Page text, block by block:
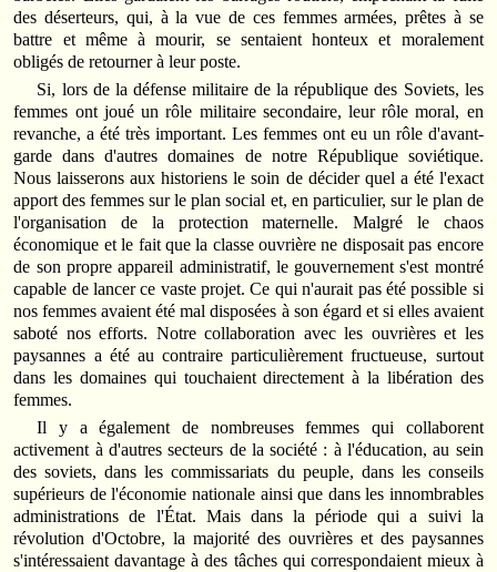
des déserteurs, qui, à la vue de ces femmes armées, prêtes à se
battre et même à mourir, se sentaient honteux et moralement
obligés de retourner à leur poste.
Si, lors de la défense militaire de la république des Soviets, les
femmes ont joué un rôle militaire secondaire, leur rôle moral, en
revanche, a été très important. Les femmes ont eu un rôle d'avant-
garde dans d'autres domaines de notre République soviétique.
Nous laisserons aux historiens le soin de décider quel a été l'exact
apport des femmes sur le plan social et, en particulier, sur le plan de
l'organisation de la protection maternelle. Malgré le chaos
économique et le fait que la classe ouvrière ne disposait pas encore
de son propre appareil administratif, le gouvernement s'est montré
capable de lancer ce vaste projet. Ce qui n'aurait pas été possible si
nos femmes avaient été mal disposées à son égard et si elles avaient
saboté nos efforts. Notre collaboration avec les ouvrières et les
paysannes a été au contraire particulièrement fructueuse, surtout
dans les domaines qui touchaient directement à la libération des
femmes.
Il y a également de nombreuses femmes qui collaborent
activement à d'autres secteurs de la société : à l'éducation, au sein
des soviets, dans les commissariats du peuple, dans les conseils
supérieurs de l'économie nationale ainsi que dans les innombrables
administrations de l'État. Mais dans la période qui a suivi la
révolution d'Octobre, la majorité des ouvrières et des paysannes
s'intéressaient davantage à des tâches qui correspondaient mieux à